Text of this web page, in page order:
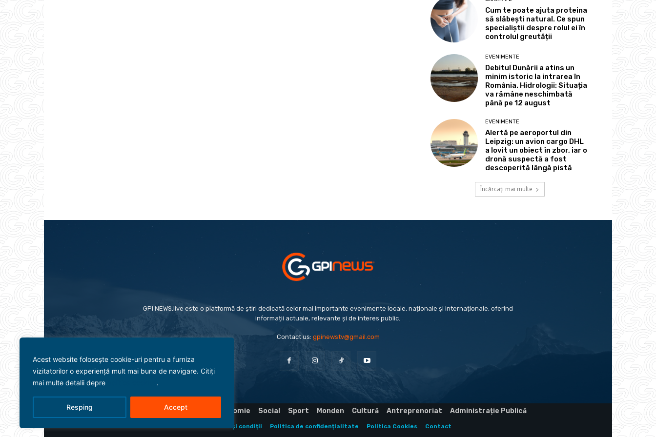
Acest website folosește cookie-uri pentru a furniza
vizitatorilor o experiență mult mai buna de navigare. Citiți
mai multe detalii depre
.
Resping Accept
Cum te poate ajuta proteina
să slăbești natural. Ce spun
specialiștii despre rolul ei în
controlul greutății
EVENIMENTE
Debitul Dunării a atins un
minim istoric la intrarea în
România. Hidrologii: Situația
va rămâne neschimbată
până pe 12 august
EVENIMENTE
Alertă pe aeroportul din
Leipzig: un avion cargo DHL
a lovit un obiect în zbor, iar o
dronă suspectă a fost
descoperită lângă pistă
Încărcați mai multe
GPI NEWS.live este o platformă de știri dedicată celor mai importante evenimente locale, naționale și internaționale, oferind
informații actuale, relevante și de interes public.
Contact us: gpinewstv@gmail.com
Evenimente Politică Economie Social Sport Monden Cultură Antreprenoriat Administrație Publică
Termeni și condiții Politica de confidențialitate Politica Cookies Contact